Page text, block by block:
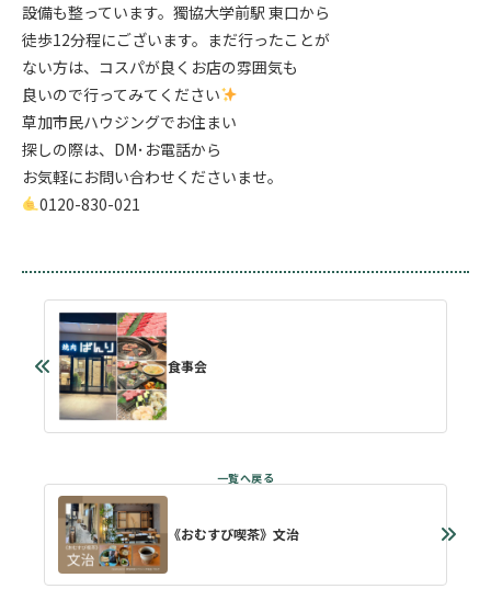
設備も整っています。獨協大学前駅 東口から
徒歩12分程にございます。まだ行ったことが
ない方は、コスパが良くお店の雰囲気も
良いので行ってみてください
草加市民ハウジングでお住まい
探しの際は、DM･お電話から
お気軽にお問い合わせくださいませ。
0120-830-021
食事会
《おむすび喫茶》文治